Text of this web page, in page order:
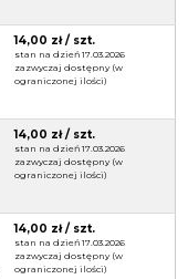
14,00 zł / szt.
stan na dzień 17.03.2026
zazwyczaj dostępny (w
ograniczonej ilości)
14,00 zł / szt.
stan na dzień 17.03.2026
zazwyczaj dostępny (w
ograniczonej ilości)
14,00 zł / szt.
stan na dzień 17.03.2026
zazwyczaj dostępny (w
ograniczonej ilości)